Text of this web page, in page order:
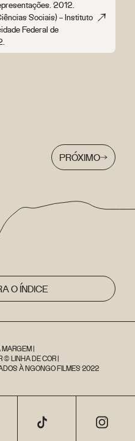
2012.
Sociais) – Instituto
Federal de
PRÓXIMO
O ÍNDICE
|
© LINHA DE COR |
À NGONGO FILMES 2022